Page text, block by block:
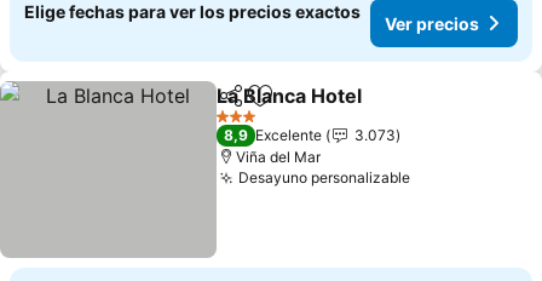
Elige fechas para ver los precios exactos
Ver precios
CompartirAgregar a favoritos
La Blanca Hotel
3 Estrellas
8,9 Excelente
3.073
Viña del Mar
Desayuno personalizableVer precios